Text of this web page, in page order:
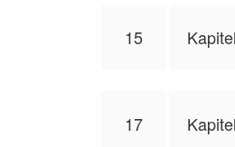
15
17